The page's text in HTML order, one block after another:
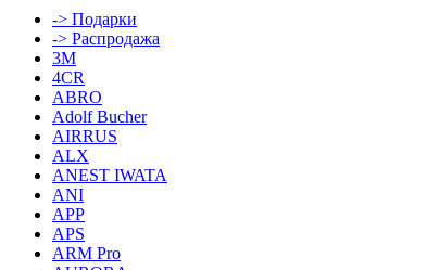
-> Подарки
-> Распродажа
3M
4CR
ABRO
Adolf Bucher
AIRRUS
ALX
ANEST IWATA
ANI
APP
APS
ARM Pro